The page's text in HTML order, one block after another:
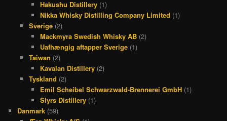
Hakushu Distillery (1)
Nikka Whisky Distilling Company Limited (1)
Sverige(2)
Mackmyra Swedish Whisky AB (2)
Uafhængig aftapper Sverige (1)
Taiwan (2)
Kavalan Distillery (2)
Tyskland (2)
Emil Scheibel Schwarzwald-Brennerei GmbH (1)
Slyrs Distillery (1)
Danmark (59)